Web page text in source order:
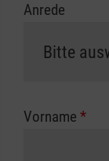
erfolgt
Die
Anrede
Vorname *